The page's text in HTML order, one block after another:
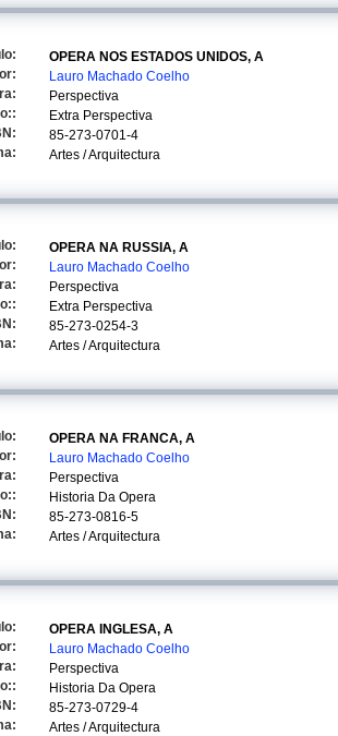
OPERA NOS ESTADOS UNIDOS, A
Lauro Machado Coelho
Perspectiva
Extra Perspectiva
85-273-0701-4
Artes / Arquitectura
OPERA NA RUSSIA, A
Lauro Machado Coelho
Perspectiva
Extra Perspectiva
85-273-0254-3
Artes / Arquitectura
OPERA NA FRANCA, A
Lauro Machado Coelho
Perspectiva
Historia Da Opera
85-273-0816-5
Artes / Arquitectura
OPERA INGLESA, A
Lauro Machado Coelho
Perspectiva
Historia Da Opera
85-273-0729-4
Artes / Arquitectura